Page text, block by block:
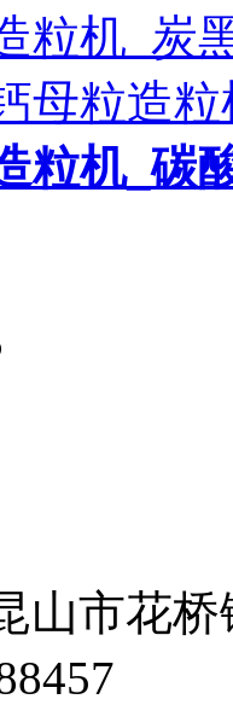
粒机_炭
母粒造
粒机_碳
山市花